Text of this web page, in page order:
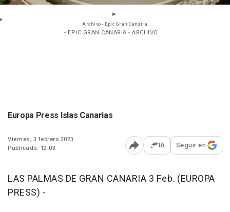
Archivo - Epic Gran Canaria
- EPIC GRAN CANARIA - ARCHIVO
Europa Press Islas Canarias
Viernes, 3 febrero 2023
Publicado: 12:03
Abrir opciones para
IA Seguir en
LAS PALMAS DE GRAN CANARIA 3 Feb. (EUROPA
PRESS) -